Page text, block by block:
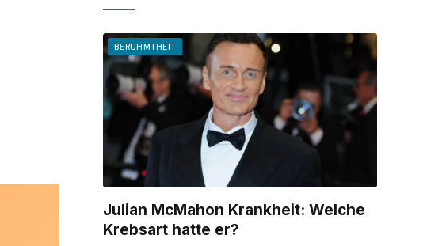
BERUHMTHEIT
Julian McMahon Krankheit: Welche
Krebsart hatte er?